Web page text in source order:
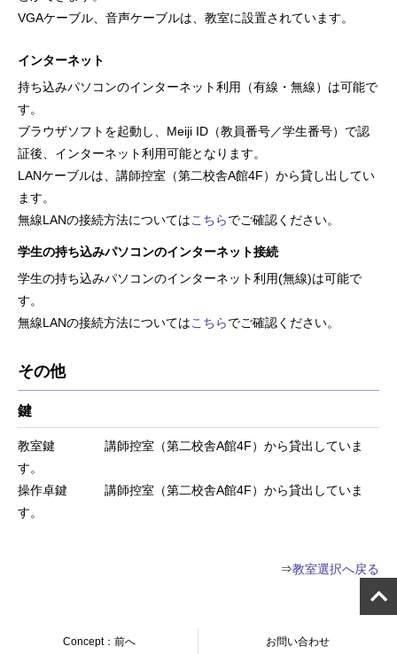
VGAケーブル、音声ケーブルは、教室に設置されています。
インターネット
持ち込みパソコンのインターネット利用（有線・無線）は可能で
す。
ブラウザソフトを起動し、Meiji ID（教員番号／学生番号）で認
証後、インターネット利用可能となります。
LANケーブルは、講師控室（第二校舎A館4F）から貸し出してい
ます。
無線LANの接続方法についてはこちらでご確認ください。
学生の持ち込みパソコンのインターネット接続
学生の持ち込みパソコンのインターネット利用(無線)は可能で
す。
無線LANの接続方法についてはこちらでご確認ください。
その他
鍵
教室鍵 講師控室（第二校舎A館4F）から貸出していま
す。
操作卓鍵 講師控室（第二校舎A館4F）から貸出していま
す。
⇒教室選択へ戻る
Concept：前へ お問い合わせ